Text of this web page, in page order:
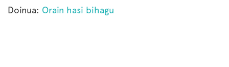
Doinua: Orain hasi bihagu